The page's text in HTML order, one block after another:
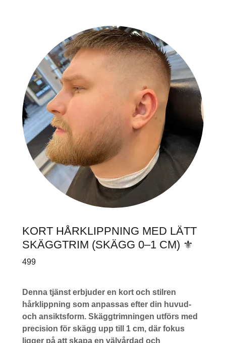
KORT HÅRKLIPPNING MED LÄTT
SKÄGGTRIM (SKÄGG 0–1 CM) ⚜️
499
Denna tjänst erbjuder en kort och stilren
hårklippning som anpassas efter din huvud-
och ansiktsform. Skäggtrimningen utförs med
precision för skägg upp till 1 cm, där fokus
ligger på att skapa en välvårdad och